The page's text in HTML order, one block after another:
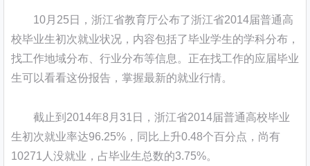
10月25日，浙江省教育厅公布了浙江省2014届普通高
校毕业生初次就业状况，内容包括了毕业学生的学科分布，
找工作地域分布、行业分布等信息。正在找工作的应届毕业
生可以看看这份报告，掌握最新的就业行情。
截止到2014年8月31日，浙江省2014届普通高校毕业
生初次就业率达96.25%，同比上升0.48个百分点，尚有
10271人没就业，占毕业生总数的3.75%。